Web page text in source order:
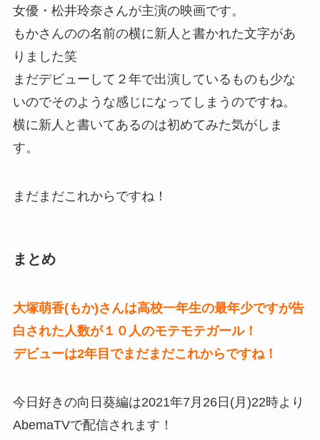
女優・松井玲奈さんが主演の映画です。
もかさんのの名前の横に新人と書かれた文字があ
りました笑
まだデビューして２年で出演しているものも少な
いのでそのような感じになってしまうのですね。
横に新人と書いてあるのは初めてみた気がしま
す。
まだまだこれからですね！
まとめ
大塚萌香(もか)さんは高校一年生の最年少ですが告
白された人数が１０人のモテモテガール！
デビューは2年目でまだまだこれからですね！
今日好きの向日葵編は2021年7月26日(月)22時より
AbemaTVで配信されます！